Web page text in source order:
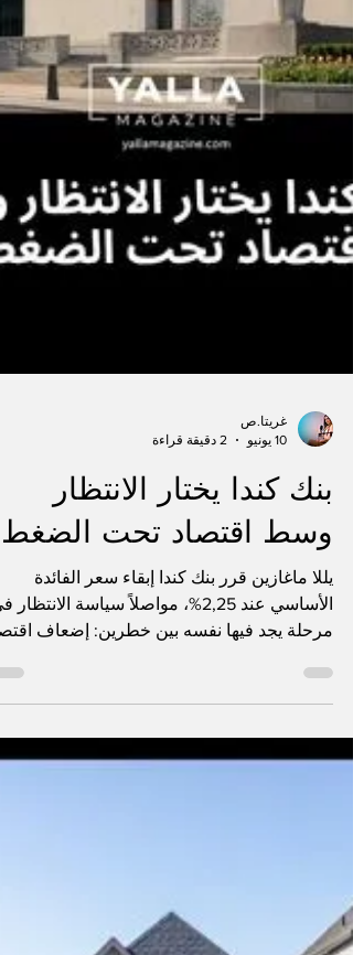
غريتا.ص
بنك كندا يختار الانتظار
وسط اقتصاد تحت الضغط
مرات متتالية من تثبيت الفائدة منذ آخر خفض
تشرين الأول 2025، وفي ظل وضع اقتصادي